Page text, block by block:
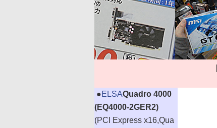
●ELSAQuadro 4000
(EQ4000-2GER2)
(PCI Express x16,Qua